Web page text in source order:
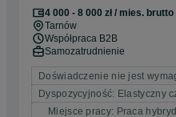
4 000 - 8 000 zł / mies. brutto
Tarnów
Współpraca B2B
Samozatrudnienie
Doświadczenie nie jest
Dyspozycyjność: Elastyczny
Miejsce pracy: Praca